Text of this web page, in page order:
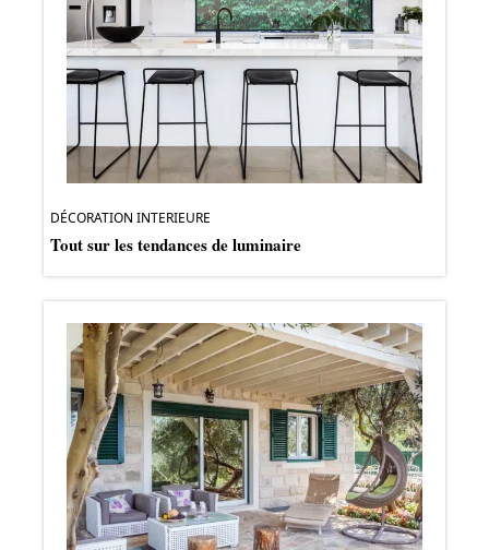
DÉCORATION INTERIEURE
Tout sur les tendances de luminaire